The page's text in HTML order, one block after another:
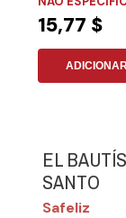
15,77 $
EL
SANTO
Safeliz